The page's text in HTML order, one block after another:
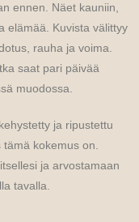
ennen. Näet kauniin,
elämää. Kuvista välittyy
rauha ja voima.
saat pari päivää
muodossa.
ja ripustettu
kokemus on.
ja arvostamaan
tavalla.